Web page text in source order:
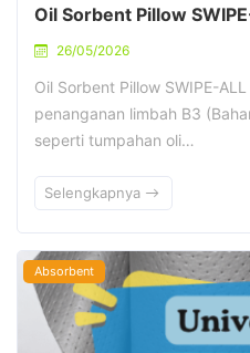
Oil Sorbent Pillow
26/05/2026
Oil Sorbent Pillow SWIPE-
penanganan limbah B3
seperti tumpahan oli…
Selengkapnya
Absorbent